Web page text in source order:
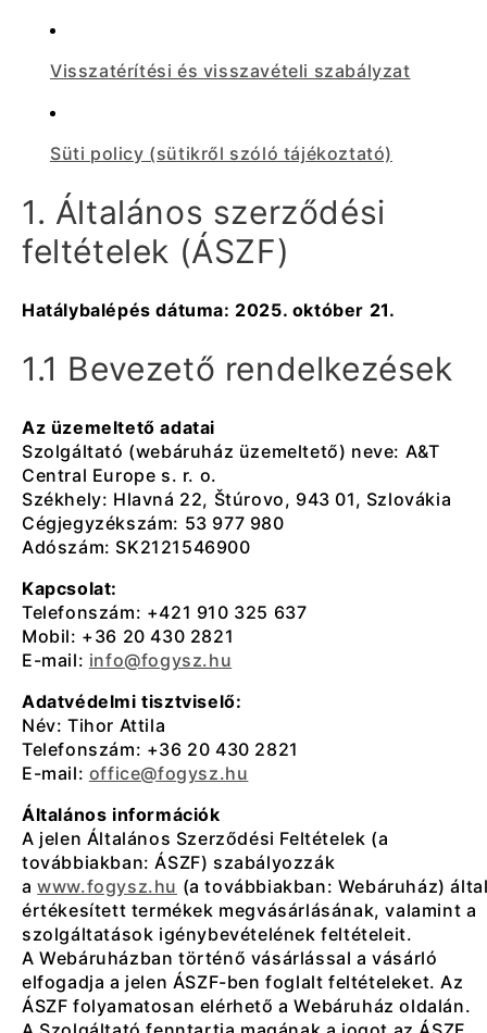
Visszatérítési és visszavételi szabályzat
Süti policy (sütikről szóló tájékoztató)
1. Általános szerződési
feltételek (ÁSZF)
Hatálybalépés dátuma: 2025. október 21.
1.1 Bevezető rendelkezések
Az üzemeltető adatai
Szolgáltató (webáruház üzemeltető) neve: A&T
Central Europe s. r. o.
Székhely: Hlavná 22, Štúrovo, 943 01, Szlovákia
Cégjegyzékszám: 53 977 980
Adószám: SK2121546900
Kapcsolat:
Telefonszám: +421 910 325 637
Mobil: +36 20 430 2821
E-mail: info@fogysz.hu
Adatvédelmi tisztviselő:
Név: Tihor Attila
Telefonszám: +36 20 430 2821
E-mail: office@fogysz.hu
Általános információk
A jelen Általános Szerződési Feltételek (a
továbbiakban: ÁSZF) szabályozzák
a www.fogysz.hu (a továbbiakban: Webáruház)
értékesített termékek megvásárlásának, valamint a
szolgáltatások igénybevételének feltételeit.
A Webáruházban történő vásárlással a vásárló
elfogadja a jelen ÁSZF-ben foglalt feltételeket. Az
ÁSZF folyamatosan elérhető a Webáruház oldalán.